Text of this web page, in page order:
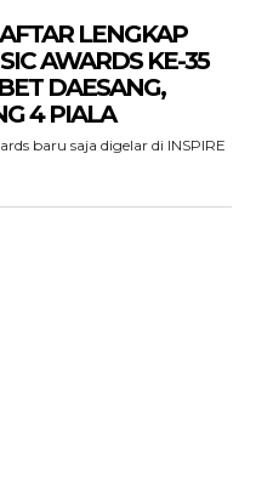
LENGKAP
AWARDS KE-35
DAESANG,
4 PIALA
baru saja digelar di INSPIRE